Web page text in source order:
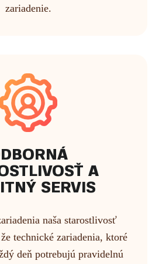
zariadenie.
A
SERVIS
naša starostlivosť
technické zariadenia, ktoré
deň potrebujú pravidelnú